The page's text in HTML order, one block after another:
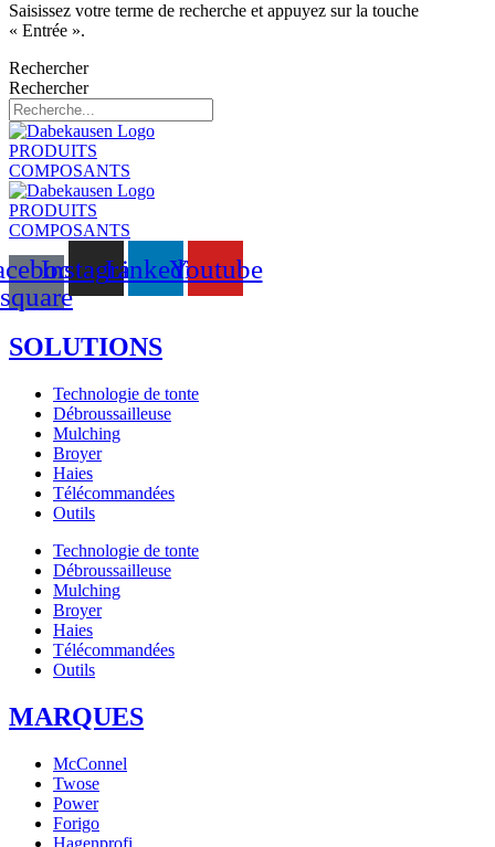
Saisissez votre terme de recherche et appuyez sur la touche
« Entrée ».
Rechercher
Rechercher
PRODUITS
COMPOSANTS
PRODUITS
COMPOSANTS
square
InstagramLinkedinYoutube
SOLUTIONS
Technologie de tonte
Débroussailleuse
Mulching
Broyer
Haies
Télécommandées
Outils
Technologie de tonte
Débroussailleuse
Mulching
Broyer
Haies
Télécommandées
Outils
MARQUES
McConnel
Twose
Power
Forigo
Hagenprofi